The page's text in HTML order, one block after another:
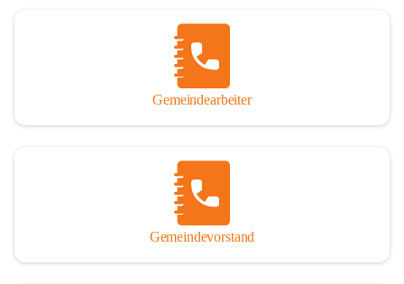
Andreas Rohatsch wurde auf das System der Fußnoten verzichtet.
Wo eine genaue Quellenangabe sinnvoll und notwendig erschien,
sind die entsprechenden Quellenhinweise in den fließenden Text
eingearbeitet. Der leichteren Lesbarkeit halber ist auch von einer
streng gendergerechten Ausdrucksform Abstand genommen
So darf ich Sie zu einer interessanten, vergnüglichen und
manchmal auch nachdenklich machenden Zeitreise durch die
Jahrhunderte, ja Jahrtausende alte Geschichte von der Steinzeit
einladen.
Gemeindearbeiter
Gemeindevorstand